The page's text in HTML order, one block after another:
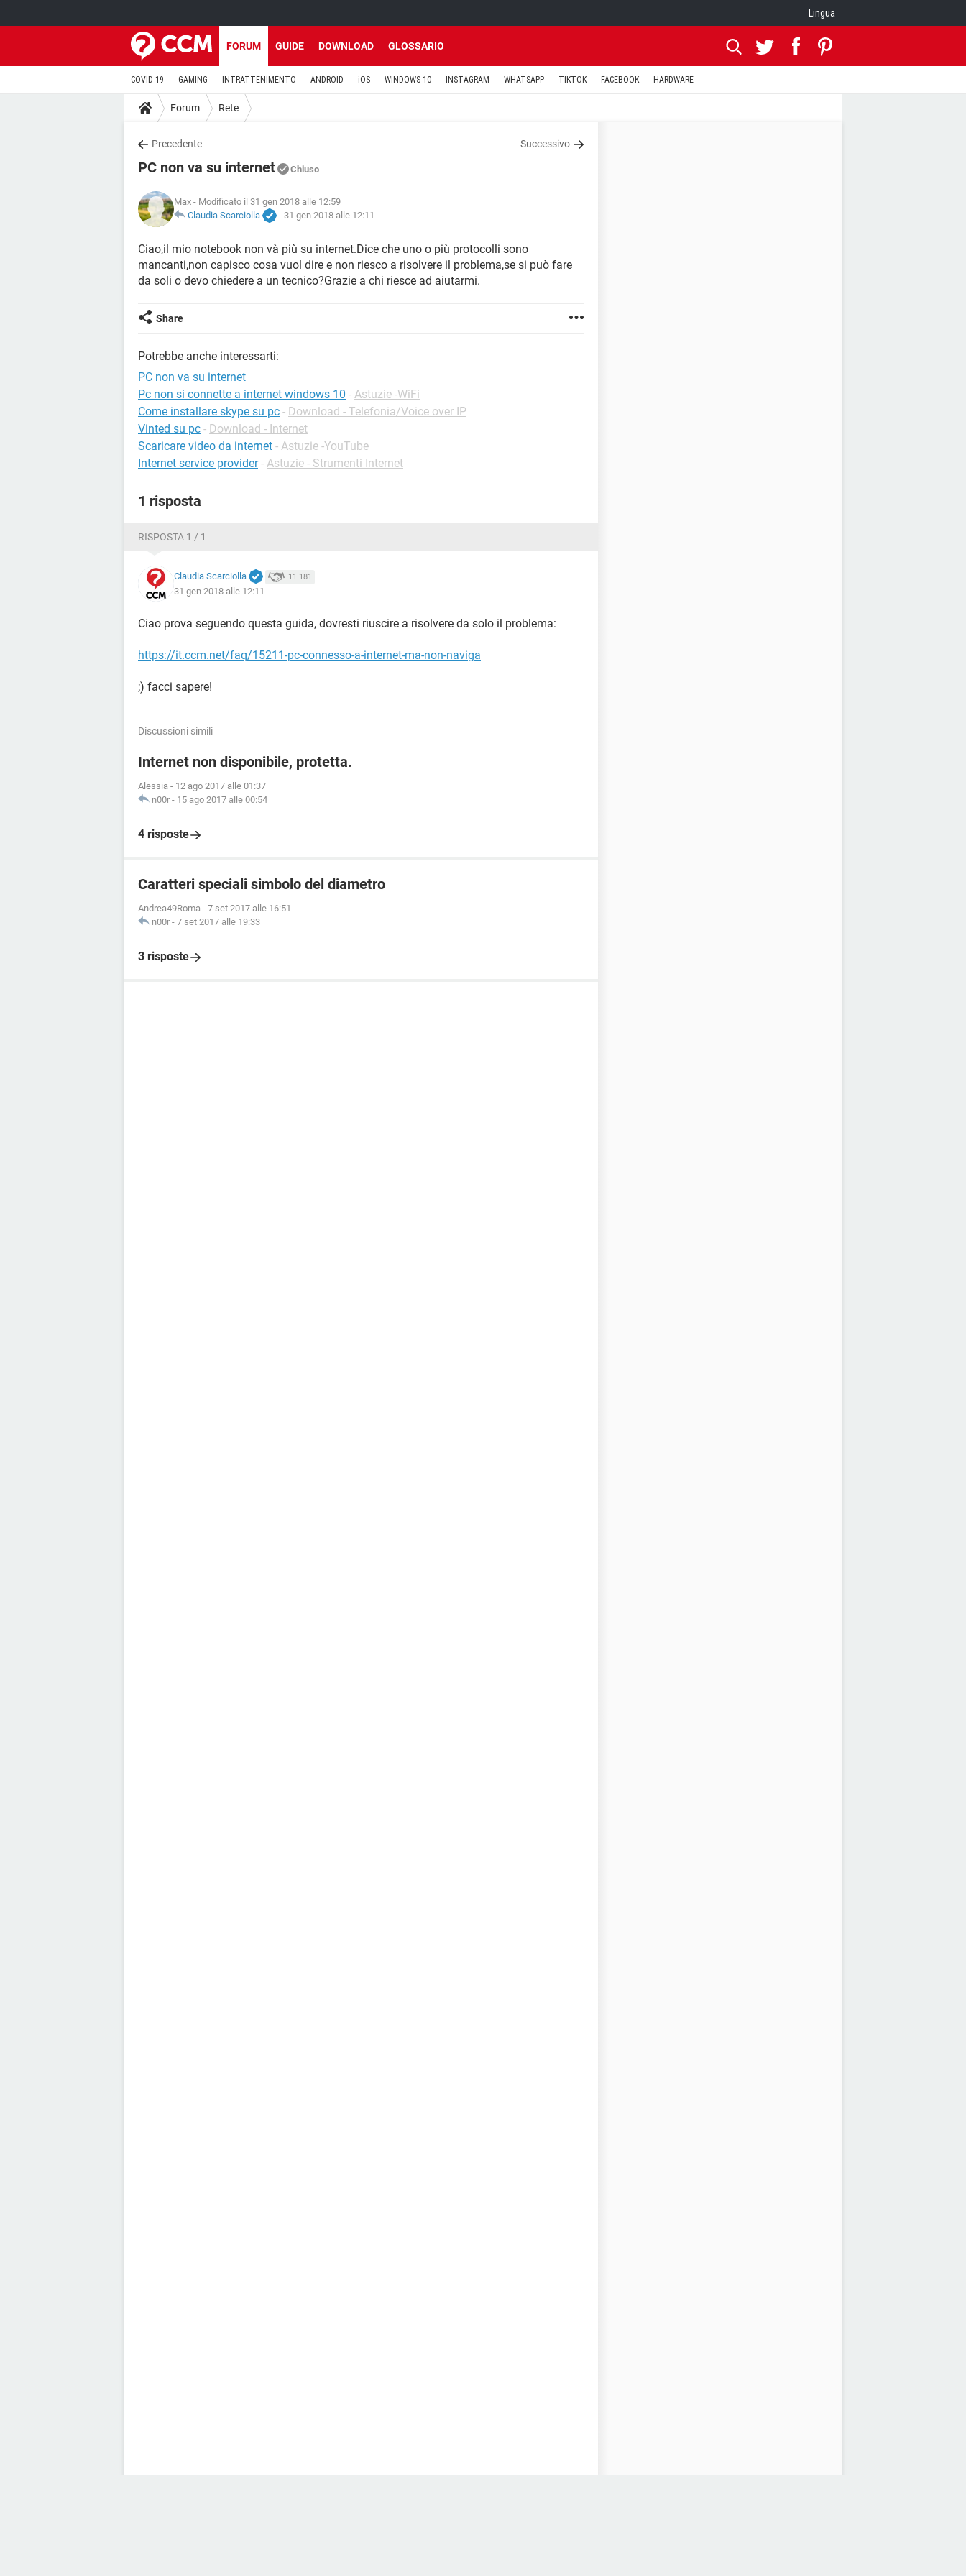
Lingua
FORUM GUIDE DOWNLOAD GLOSSARIO
COVID-19 GAMING INTRATTENIMENTO ANDROID iOS WINDOWS 10 INSTAGRAM WHATSAPP TIKTOK FACEBOOK HARDWARE
Forum Rete
Precedente Successivo
PC non va su internet Chiuso
Max - Modificato il 31 gen 2018 alle 12:59
Claudia Scarciolla
- 31 gen 2018 alle 12:11
Ciao,il mio notebook non và più su internet.Dice che uno o più protocolli sono
mancanti,non capisco cosa vuol dire e non riesco a risolvere il problema,se si può fare
da soli o devo chiedere a un tecnico?Grazie a chi riesce ad aiutarmi.
Share
Potrebbe anche interessarti:
PC non va su internet
Pc non si connette a internet windows 10 - Astuzie -WiFi
Come installare skype su pc - Download - Telefonia/Voice over IP
Vinted su pc - Download - Internet
Scaricare video da internet - Astuzie -YouTube
Internet service provider - Astuzie - Strumenti Internet
1 risposta
RISPOSTA 1 / 1
Claudia Scarciolla 11.181
31 gen 2018 alle 12:11
Ciao prova seguendo questa guida, dovresti riuscire a risolvere da solo il problema:
https://it.ccm.net/faq/15211-pc-connesso-a-internet-ma-non-naviga
;) facci sapere!
Discussioni simili
Internet non disponibile, protetta.
Alessia - 12 ago 2017 alle 01:37
n00r - 15 ago 2017 alle 00:54
4 risposte
Caratteri speciali simbolo del diametro
Andrea49Roma - 7 set 2017 alle 16:51
n00r - 7 set 2017 alle 19:33
3 risposte